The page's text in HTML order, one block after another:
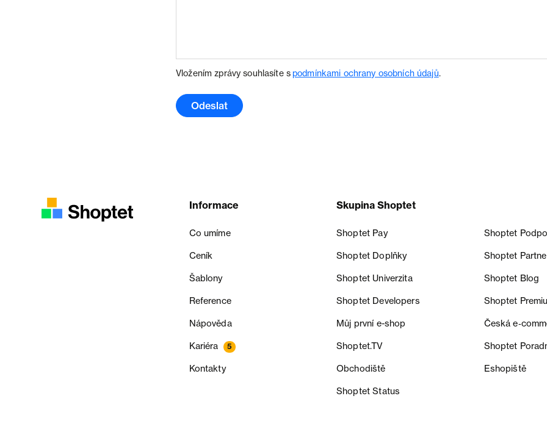
Vložením zprávy souhlasíte spodmínkami ochrany osobních údajů.
Odeslat
Informace
Co umíme
Ceník
Šablony
Reference
Nápověda
Kariéra 5
Kontakty
Skupina Shoptet
Shoptet Pay Shoptet
Shoptet Doplňky Shoptet
Shoptet Univerzita Shoptet Blog
Shoptet Developers Shoptet
Můj první e-shop Česká
Shoptet.TV Shoptet
Obchodiště Eshopiště
Shoptet Status